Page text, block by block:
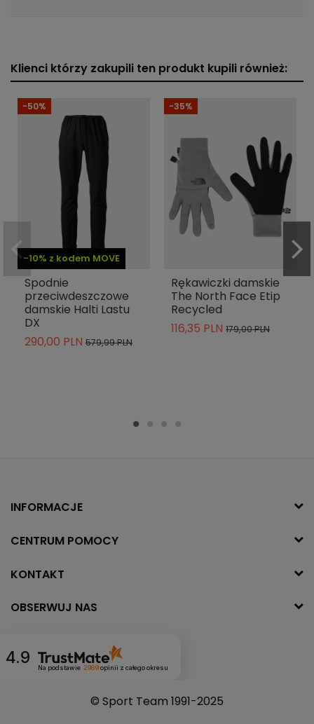
Klienci którzy zakupili ten produkt kupili również:
-10% z kodem MOVE
-50%
Spodnie
przeciwdeszczowe
damskie Halti Lastu
DX
290,00 PLN 579,99 PLN
-35%
Rękawiczki damskie
The North Face Etip
Recycled
116,35 PLN 179,00 PLN
INFORMACJE
CENTRUM POMOCY
KONTAKT
OBSERWUJ NAS
4.9 Na podstawie 2989opinii z całego okresu
© Sport Team 1991-2025